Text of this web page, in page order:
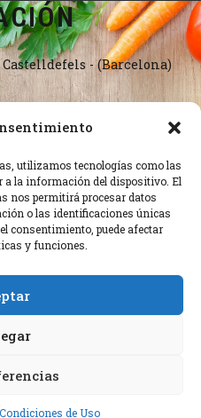
utilizamos tecnologías como las
a la información del dispositivo. El
nos permitirá procesar datos
o las identificaciones únicas
consentimiento, puede afectar
y funciones.
Condiciones de Uso
- (Barcelona)
de Uso
| Diseñado por